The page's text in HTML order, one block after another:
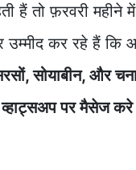
हैं तो फ़रवरी
कर रहे हैं कि
सोयाबीन, और
व्हाट्सअप पर मैसेज